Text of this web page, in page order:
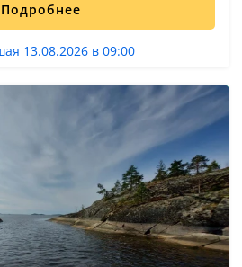
Подробнее
13.08.2026 в 09:00